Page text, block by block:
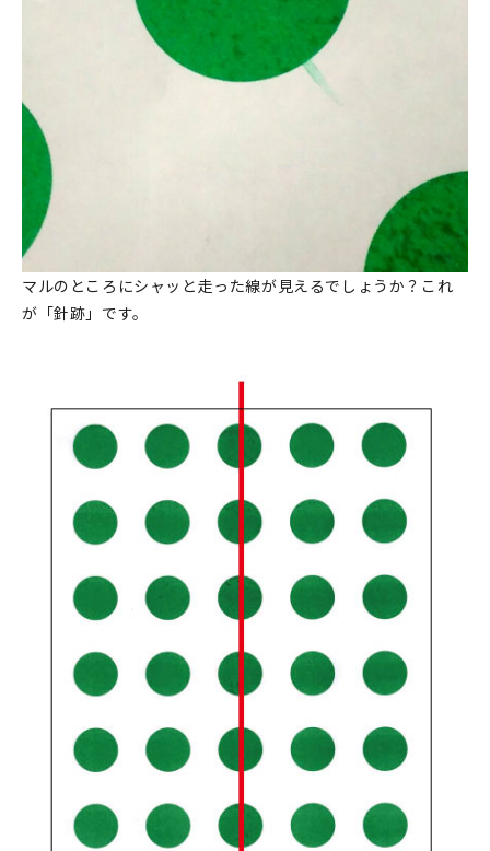
イベント・ワークショップ
おしらせ
マイアカウント
カートを見る
よくある質問
お問い合わせ
マルのところにシャッと走った線が見えるでしょうか？これ
が「針跡」です。